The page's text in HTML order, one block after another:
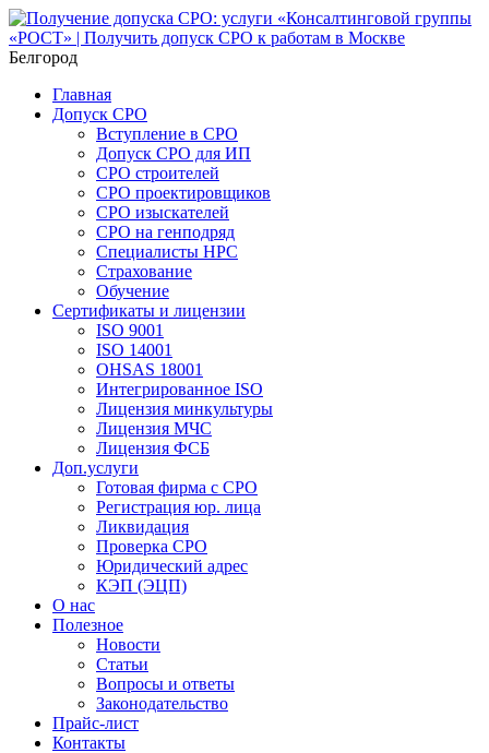
Белгород
Главная
Допуск СРО
Вступление в СРО
Допуск СРО для ИП
СРО строителей
СРО проектировщиков
СРО изыскателей
СРО на генподряд
Специалисты НРС
Страхование
Обучение
Сертификаты и лицензии
ISO 9001
ISO 14001
OHSAS 18001
Интегрированное ISO
Лицензия минкультуры
Лицензия МЧС
Лицензия ФСБ
Доп.услуги
Готовая фирма с СРО
Регистрация юр. лица
Ликвидация
Проверка СРО
Юридический адрес
КЭП (ЭЦП)
О нас
Полезное
Новости
Статьи
Вопросы и ответы
Законодательство
Прайс-лист
Контакты